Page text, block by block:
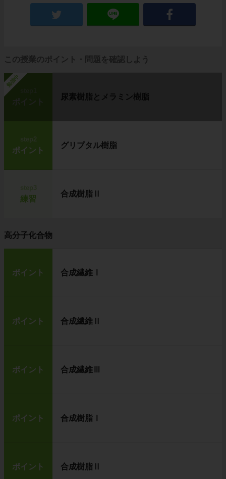
この授業のポイント・問題を確認しよう
勉強中
ポイント
尿素樹脂とメラミン樹脂
step2
ポイント
グリプタル樹脂
練習
合成樹脂Ⅱ
高分子化合物
ポイント 合成繊維Ⅰ
ポイント 合成繊維Ⅱ
ポイント 合成繊維Ⅲ
ポイント 合成樹脂Ⅰ
ポイント 合成樹脂Ⅱ